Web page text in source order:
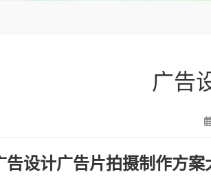
广告
告设计广告片拍摄制作方案